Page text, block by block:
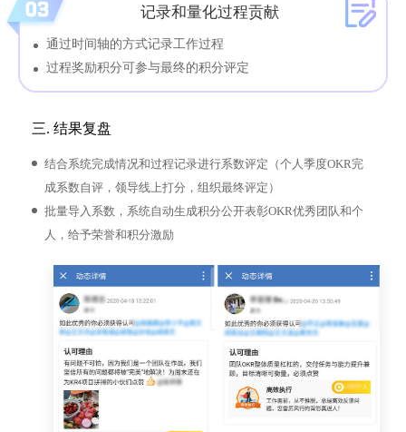
记录和量化过程贡献
通过时间轴的方式记录工作过程
过程奖励积分可参与最终的积分评定
三. 结果复盘
结合系统完成情况和过程记录进行系数评定（个人季度OKR完
成系数自评，领导线上打分，组织最终评定）
批量导入系数，系统自动生成积分公开表彰OKR优秀团队和个
人，给予荣誉和积分激励